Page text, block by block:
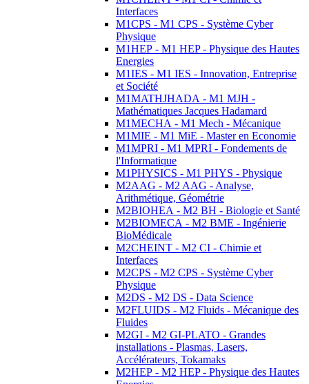
Interfaces
M1CPS - M1 CPS - Système Cyber
Physique
M1HEP - M1 HEP - Physique des Hautes
Energies
M1IES - M1 IES - Innovation, Entreprise
et Société
M1MATHJHADA - M1 MJH -
Mathématiques Jacques Hadamard
M1MECHA - M1 Mech - Mécanique
M1MIE - M1 MiE - Master en Economie
M1MPRI - M1 MPRI - Fondements de
l'Informatique
M1PHYSICS - M1 PHYS - Physique
M2AAG - M2 AAG - Analyse,
Arithmétique, Géométrie
M2BIOHEA - M2 BH - Biologie et Santé
M2BIOMECA - M2 BME - Ingénierie
BioMédicale
M2CHEINT - M2 CI - Chimie et
Interfaces
M2CPS - M2 CPS - Système Cyber
Physique
M2DS - M2 DS - Data Science
M2FLUIDS - M2 Fluids - Mécanique des
Fluides
M2GI - M2 GI-PLATO - Grandes
installations - Plasmas, Lasers,
Accélérateurs, Tokamaks
M2HEP - M2 HEP - Physique des Hautes